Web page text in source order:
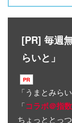
[PR] 毎週
らいと」
「うまとみら
「コラボ＠指数
ちょっととっ